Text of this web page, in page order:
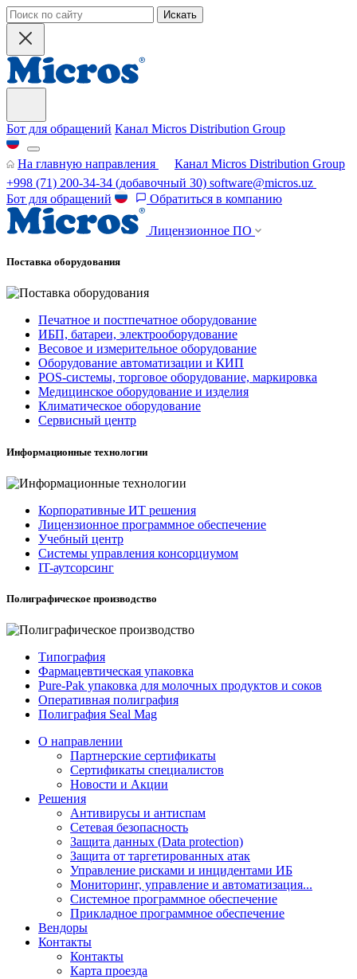
Искать
Бот для обращений Канал Micros Distribution Group
На главную направления
Канал Micros Distribution Group
+998 (71) 200-34-34 (добавочный 30) software@micros.uz
Бот для обращений
Обратиться в компанию
Лицензионное ПО
Поставка оборудования
Печатное и постпечатное оборудование
ИБП, батареи, электрооборудование
Весовое и измерительное оборудование
Оборудование автоматизации и КИП
POS-системы, торговое оборудование, маркировка
Медицинское оборудование и изделия
Климатическое оборудование
Сервисный центр
Информационные технологии
Корпоративные ИТ решения
Лицензионное программное обеспечение
Учебный центр
Системы управления консорциумом
IT-аутсорсинг
Полиграфическое производство
Типография
Фармацевтическая упаковка
Pure-Pak упаковка для молочных продуктов и соков
Оперативная полиграфия
Полиграфия Seal Mag
О направлении
Партнерские сертификаты
Сертификаты специалистов
Новости и Акции
Решения
Антивирусы и антиспам
Сетевая безопасность
Защита данных (Data protection)
Защита от таргетированных атак
Управление рисками и инцидентами ИБ
Мониторинг, управление и автоматизация...
Системное программное обеспечение
Прикладное программное обеспечение
Вендоры
Контакты
Контакты
Карта проезда